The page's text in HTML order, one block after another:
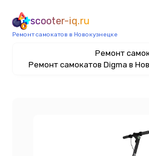
scooter-iq.ru
Ремонт самокатов в Новокузнецке
Ремонт
Ремонт самокатов Digma в